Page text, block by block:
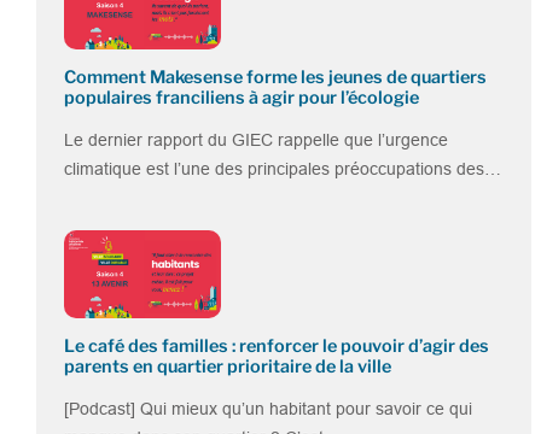
Comment Makesense forme les jeunes de quartiers
populaires franciliens à agir pour l’écologie
Le dernier rapport du GIEC rappelle que l’urgence
climatique est l’une des principales préoccupations des…
Le café des familles : renforcer le pouvoir d’agir des
parents en quartier prioritaire de la ville
[Podcast] Qui mieux qu’un habitant pour savoir ce qui